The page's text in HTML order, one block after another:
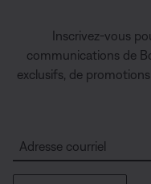
Inscrivez-vous
communications de
exclusifs, de
Adresse courriel